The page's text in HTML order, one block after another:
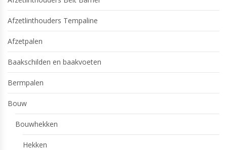
Afzetlinthouders Tempaline
Afzetpalen
Baakschilden en baakvoeten
Bermpalen
Bouw
Bouwhekken
Hekken